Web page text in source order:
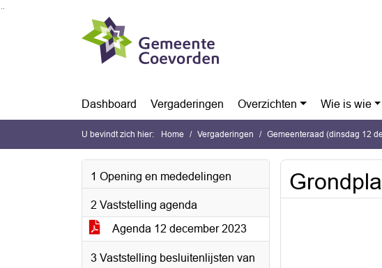
Ga naar de inhoud van deze pagina
Ga naar het zoeken
Ga naar het menu
Dashboard Vergaderingen Overzichten Wie is wie
U bevindt zich hier: Home Vergaderingen Gemeenteraad (dinsdag 12
1 Opening en mededelingen
2 Vaststelling agenda
Agenda 12 december 2023
3 Vaststelling besluitenlijsten van